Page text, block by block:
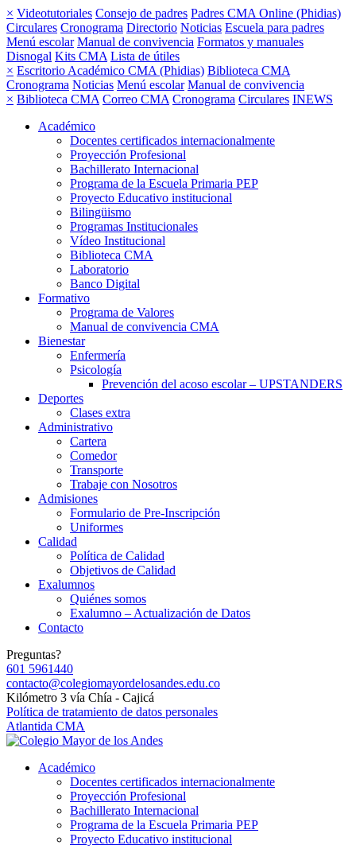
× Videotutoriales Consejo de padres Padres CMA Online (Phidias)
Circulares Cronograma Directorio Noticias Escuela para padres
Menú escolar Manual de convivencia Formatos y manuales
Disnogal Kits CMA Lista de útiles
× Escritorio Académico CMA (Phidias) Biblioteca CMA
Cronograma Noticias Menú escolar Manual de convivencia
× Biblioteca CMA Correo CMA Cronograma Circulares INEWS
Académico
Docentes certificados internacionalmente
Proyección Profesional
Bachillerato Internacional
Programa de la Escuela Primaria PEP
Proyecto Educativo institucional
Bilingüismo
Programas Institucionales
Vídeo Institucional
Biblioteca CMA
Laboratorio
Banco Digital
Formativo
Programa de Valores
Manual de convivencia CMA
Bienestar
Enfermería
Psicología
Prevención del acoso escolar – UPSTANDERS
Deportes
Clases extra
Administrativo
Cartera
Comedor
Transporte
Trabaje con Nosotros
Admisiones
Formulario de Pre-Inscripción
Uniformes
Calidad
Política de Calidad
Objetivos de Calidad
Exalumnos
Quiénes somos
Exalumno – Actualización de Datos
Contacto
Preguntas?
601 5961440
contacto@colegiomayordelosandes.edu.co
Kilómetro 3 vía Chía - Cajicá
Política de tratamiento de datos personales
Atlantida CMA
Académico
Docentes certificados internacionalmente
Proyección Profesional
Bachillerato Internacional
Programa de la Escuela Primaria PEP
Proyecto Educativo institucional